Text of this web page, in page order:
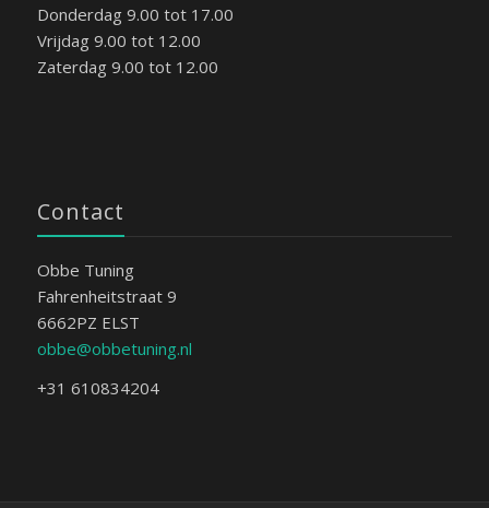
Donderdag 9.00 tot 17.00
Vrijdag 9.00 tot 12.00
Zaterdag 9.00 tot 12.00
Contact
Obbe Tuning
Fahrenheitstraat 9
6662PZ ELST
obbe@obbetuning.nl
+31 610834204